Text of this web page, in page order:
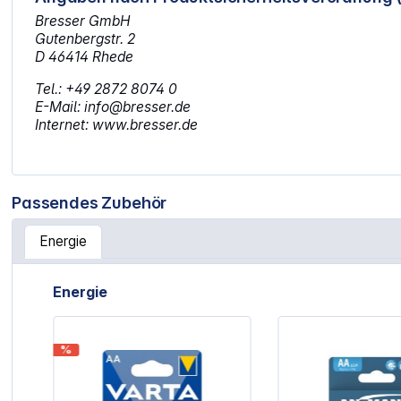
Bresser GmbH
Gutenbergstr. 2
D 46414 Rhede
Tel.: +49 2872 8074 0
E-Mail: info@bresser.de
Internet: www.bresser.de
Passendes Zubehör
Energie
Artikelgalerie überspringen
Energie
%